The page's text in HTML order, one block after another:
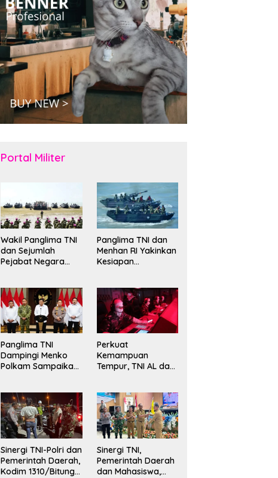
Portal Militer
Wakil Panglima TNI
dan Sejumlah
Pejabat Negara
Brevet Korps
Marinir
Panglima TNI dan
Menhan RI Yakinkan
Kesiapan
Panglima TNI
Dampingi Menko
Polkam Sampaikan
Bangsa
Perkuat
Kemampuan
Tempur, TNI AL dan
Latihan ORRUDA
2026
Sinergi TNI-Polri dan
Pemerintah Daerah,
Kodim 1310/Bitung
Sinergi TNI,
Pemerintah Daerah
dan Mahasiswa,